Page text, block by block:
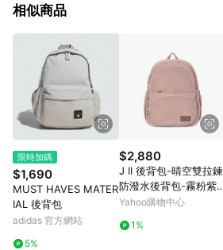
相似商品
限時加碼
$1,690
MUST HAVES MATER
IAL 後背包
adidas 官方網站
5%
$2,880
J II 後背包-晴空雙拉鍊
防潑水後背包-霧粉紫-
6004-27
Yahoo購物中心
1%